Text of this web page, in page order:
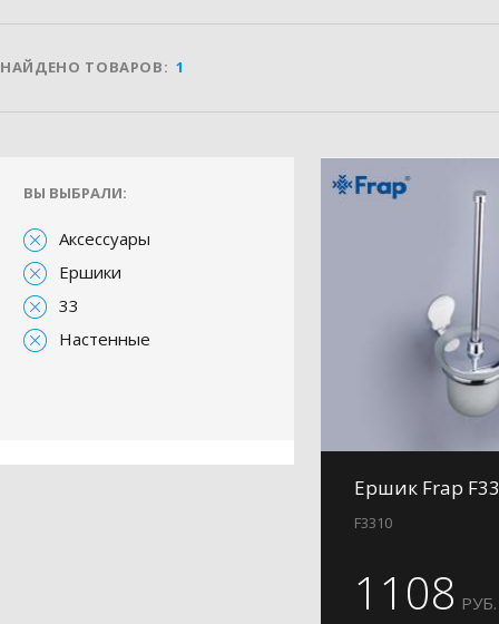
НАЙДЕНО ТОВАРОВ: 1
ВЫ ВЫБРАЛИ:
Аксессуары
Ершики
33
Настенные
Ершик Frap
F3310
1108 РУБ.